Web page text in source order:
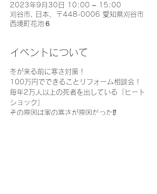
2023年9月30日 10:00 – 15:00
刈谷市, 日本、〒448-0006 愛知県刈谷市
西境町花池６
イベントについて
冬が来る前に寒さ対策！
100万円でできることリフォーム相談会！
毎年2万人以上の死者を出している「ヒート
ショック」
その原因は家の寒さが原因だった⁉